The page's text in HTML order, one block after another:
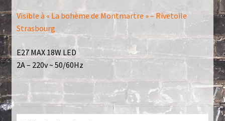
Visible à « La bohème de Montmartre » – Rivetoile
Strasbourg
E27 MAX 18W LED
2A – 220v ~ 50/60Hz